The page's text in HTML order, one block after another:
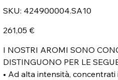
SKU:
SKU
424900004.SA10
424900004.SA10
261,05 €
I NOSTRI AROMI SONO
DISTINGUONO PER LE
• Ad alta intensità,